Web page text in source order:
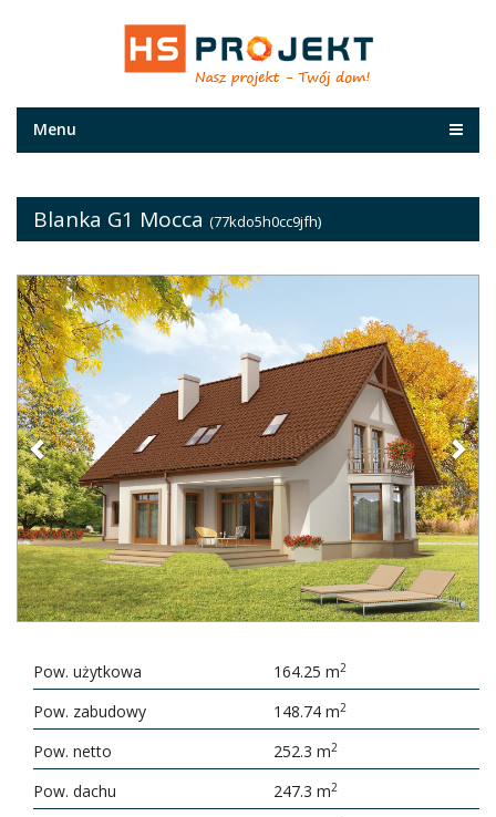
Menu
Blanka G1 Mocca (77kdo5h0cc9jfh)
Previous
Pow. użytkowa 164.25 m2
Pow. zabudowy 148.74 m2
Pow. netto 252.3 m2
Pow. dachu 247.3 m2